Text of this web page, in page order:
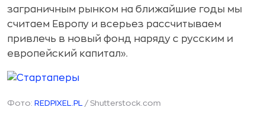
заграничным рынком на ближайшие годы мы
считаем Европу и всерьез рассчитываем
привлечь в новый фонд наряду с русским и
европейский капитал».
Фото: REDPIXEL.PL / Shutterstock.com